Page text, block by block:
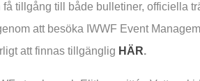
få tillgång till både bulletiner, officiella
att besöka IWWF Event
att finnas tillgänglig HÄR.